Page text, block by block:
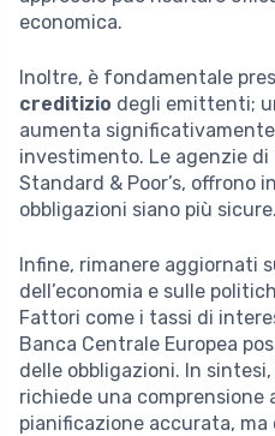
economica.
Inoltre, è fondamentale
creditizio degli emittenti;
aumenta
investimento. Le agenzie di
Standard & Poor’s, offrono
obbligazioni siano più sicure.
Infine, rimanere aggiornati
dell’economia e sulle
Fattori come i tassi di
Banca Centrale Europea
delle obbligazioni. In
richiede una comprensione
pianificazione accurata,